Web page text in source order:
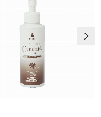
次